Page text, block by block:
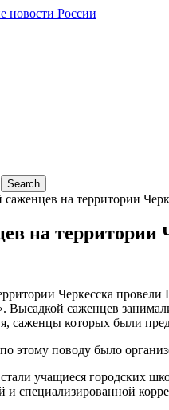
саженцев на территории
на территории
Высадкой саженцев
саженцы которых были
этому поводу было
учащиеся городских
и специализированной